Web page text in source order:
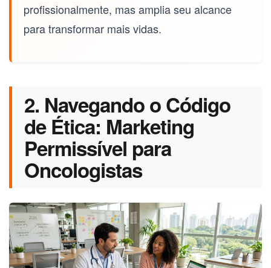
profissionalmente, mas amplia seu alcance
para transformar mais vidas.
2. Navegando o Código
de Ética: Marketing
Permissível para
Oncologistas